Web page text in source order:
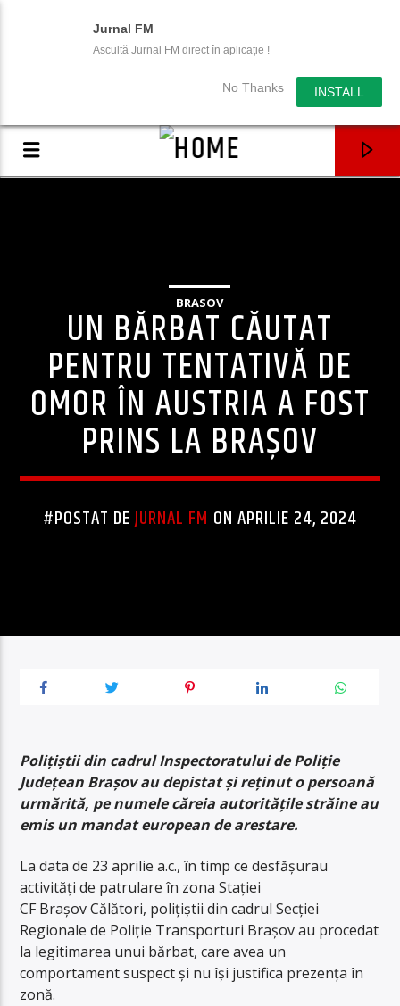
Jurnal FM
Ascultă Jurnal FM direct în aplicație !
No Thanks INSTALL
BRASOV
UN BĂRBAT CĂUTAT
PENTRU TENTATIVĂ DE
OMOR ÎN AUSTRIA A FOST
PRINS LA BRAȘOV
#POSTAT DEJURNAL FM ON APRILIE 24, 2024
Polițiștii din cadrulInspectoratului de Poliție
Județean Brașov au depistat și reținut o persoană
urmărită, pe numele căreia autoritățile străine au
emis un mandat european de arestare.
La data de 23 aprilie a.c., în timp ce desfășurau
activități de patrulare în zona Stației
CF Brașov Călători, polițiștii din cadrul Secției
Regionale de Poliție Transporturi Brașov au procedat
la legitimarea unui bărbat, care avea un
comportament suspect și nu își justifica prezența în
zonă.